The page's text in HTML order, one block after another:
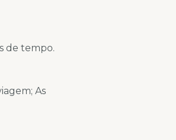
de tempo.
As